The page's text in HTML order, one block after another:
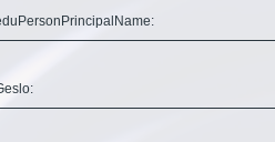
PersonPrincipalName:
eslo: